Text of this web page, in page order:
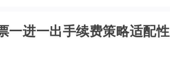
一进一出手续费策略适配性